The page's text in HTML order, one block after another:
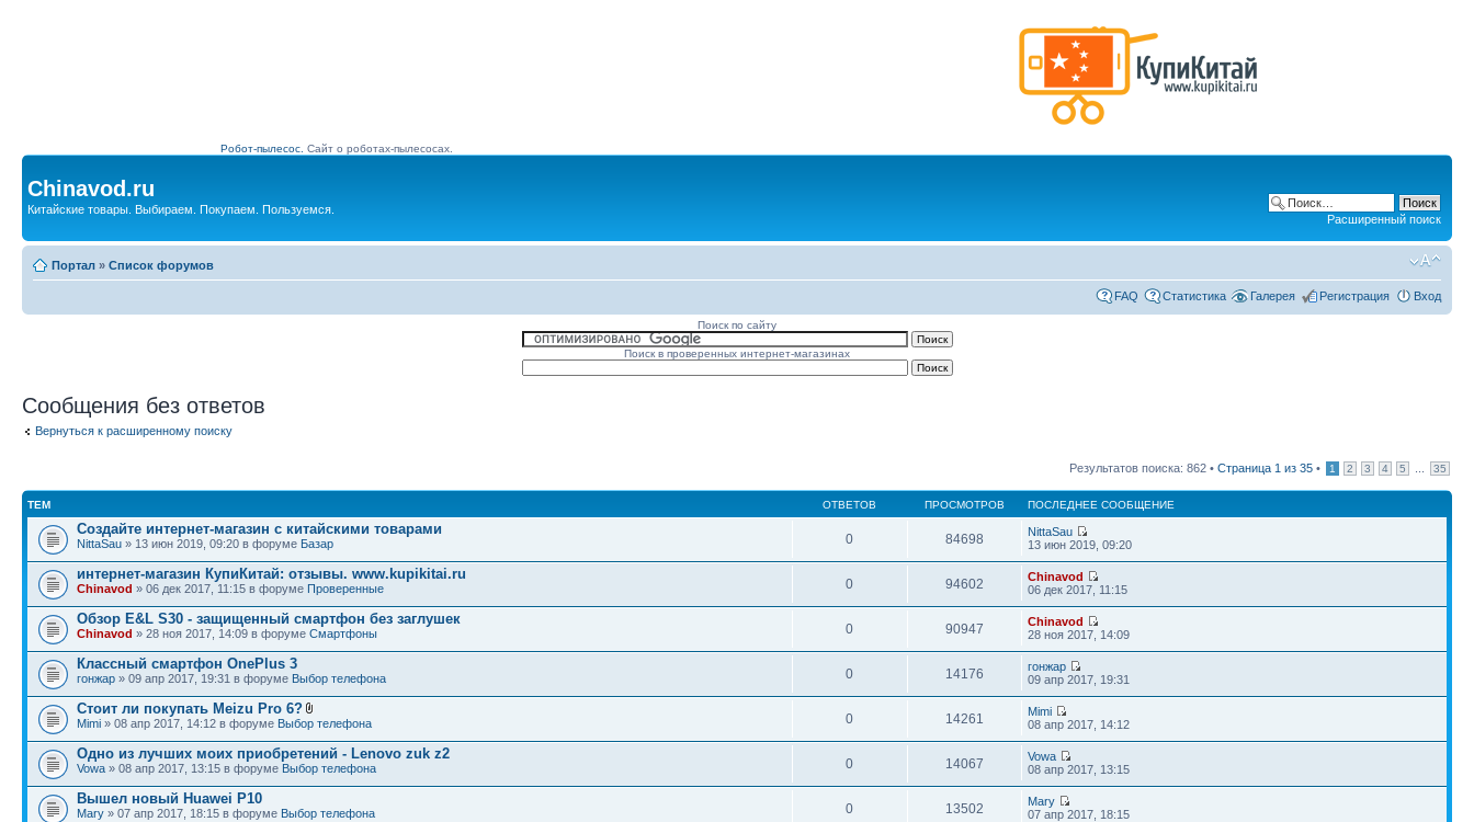
Робот-пылесос. Сайт о роботах-пылесосах.
Chinavod.ru
Китайские товары. Выбираем. Покупаем. Пользуемся.
Расширенный поиск
Портал » Список форумов
FAQ Статистика Галерея Регистрация Вход
Поиск по сайту
Поиск в проверенных интернет-магазинах
Сообщения без ответов
Вернуться к расширенному поиску
Результатов поиска: 862 • Страница 1 из 35 • 1 2 3 4 5 35
ТЕМ ОТВЕТОВ ПРОСМОТРОВ ПОСЛЕДНЕЕ СООБЩЕНИЕ
Создайте интернет-магазин с китайскими товарами
NittaSau » 13 июн 2019, 09:20 в форуме Базар 0 84698
NittaSau
13 июн 2019, 09:20
интернет-магазин КупиКитай: отзывы. www.kupikitai.ru
Chinavod » 06 дек 2017, 11:15 в форуме Проверенные 0 94602
Chinavod
06 дек 2017, 11:15
Обзор E&L S30 - защищенный смартфон без заглушек
Chinavod » 28 ноя 2017, 14:09 в форуме Смартфоны 0 90947
Chinavod
28 ноя 2017, 14:09
Классный смартфон OnePlus 3
гонжар » 09 апр 2017, 19:31 в форуме Выбор телефона 0 14176
гонжар
09 апр 2017, 19:31
Стоит ли покупать Meizu Pro 6?
Mimi » 08 апр 2017, 14:12 в форуме Выбор телефона 0 14261
Mimi
08 апр 2017, 14:12
Одно из лучших моих приобретений - Lenovo zuk z2
Vowa » 08 апр 2017, 13:15 в форуме Выбор телефона 0 14067
Vowa
08 апр 2017, 13:15
Вышел новый Huawei P10
Mary » 07 апр 2017, 18:15 в форуме Выбор телефона 0 13502
Mary
07 апр 2017, 18:15